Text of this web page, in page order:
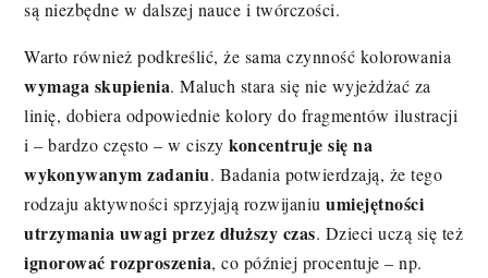
są niezbędne w dalszej nauce i twórczości.
Warto również podkreślić, że sama czynność kolorowania
wymaga skupienia. Maluch stara się nie wyjeżdżać za
linię, dobiera odpowiednie kolory do fragmentów ilustracji
i – bardzo często – w ciszykoncentruje się na
wykonywanym zadaniu. Badania potwierdzają, że tego
rodzaju aktywności sprzyjają rozwijaniuumiejętności
utrzymania uwagi przez dłuższy czas. Dzieci uczą się też
ignorować rozproszenia, co później procentuje – np.